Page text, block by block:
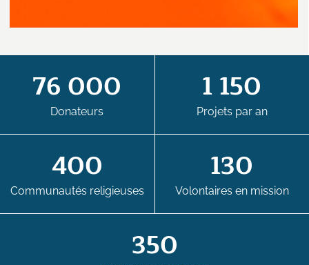
76 000
Donateurs
1 150
Projets par an
400
Communautés religieuses
130
Volontaires en mission
350